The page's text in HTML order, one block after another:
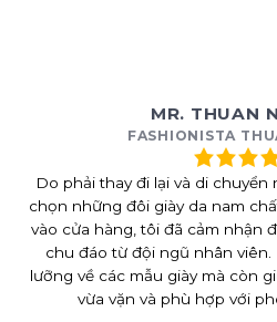
MR. THUAN
FASHIONISTA
Do phải thay đi lại và di
chọn những đôi giày da nam
vào cửa hàng, tôi đã cảm nhận
chu đáo từ đội ngũ nhân
lưỡng về các mẫu giày mà còn
vừa vặn và phù hợp với